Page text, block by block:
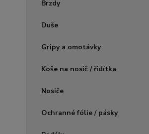
Brzdy
Duše
Gripy a omotávky
Koše na nosič / řidítka
Nosiče
Ochranné fólie / pásky